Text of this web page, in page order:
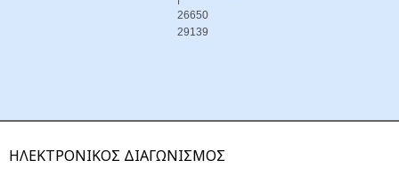
26650
29139
ΗΛΕΚΤΡΟΝΙΚΟΣ ΔΙΑΓΩΝΙΣΜΟΣ